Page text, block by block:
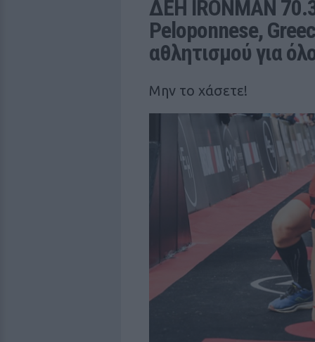
ΔΕΗ IRONMAN
Peloponnese,
αθλητισμού για
Μην το χάσετε!